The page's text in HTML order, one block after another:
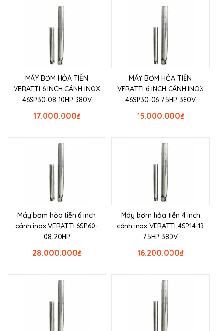
MÁY BƠM HỎA TIỄN
VERATTI 6 INCH CÁNH INOX
46SP30-08 10HP 380V
₫
17.000.000
MÁY BƠM HỎA TIỄN
VERATTI 6 INCH CÁNH INOX
46SP30-06 7.5HP 380V
₫
15.000.000
Máy bơm hỏa tiễn 6 inch
cánh inox VERATTI 6SP60-
08 20HP
₫
28.000.000
Máy bơm hỏa tiễn 4 inch
cánh inox VERATTI 4SP14-18
7.5HP 380V
₫
16.200.000